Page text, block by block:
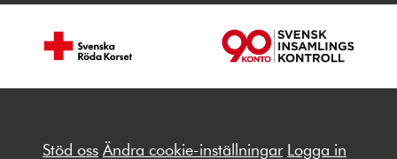
Stöd oss Ändra cookie-inställningar Logga in